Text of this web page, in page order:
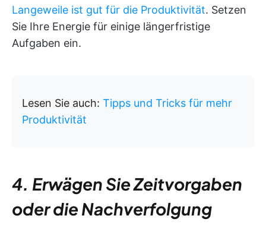
Langeweile ist gut für die Produktivität. Setzen
Sie Ihre Energie für einige längerfristige
Aufgaben ein.
Lesen Sie auch: Tipps und Tricks für mehr
Produktivität
4. Erwägen Sie Zeitvorgaben
oder die Nachverfolgung